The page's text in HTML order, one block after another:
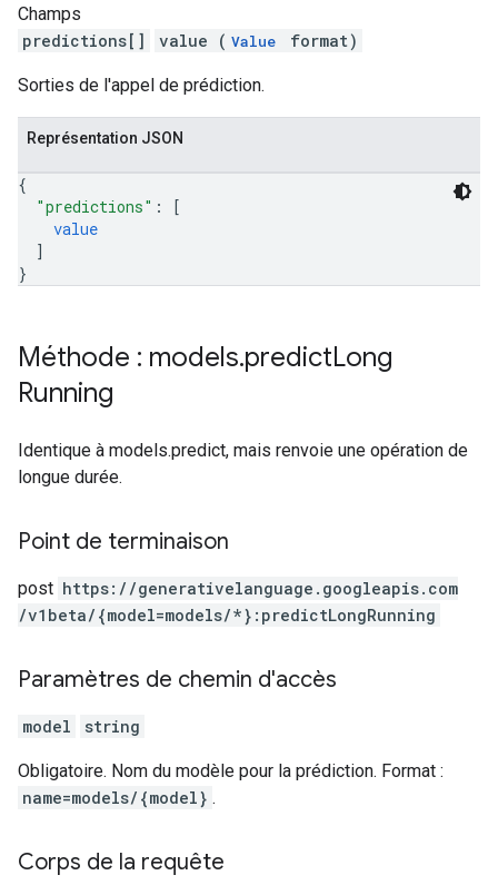
Champs
predictions[]
value ( Value format)
Sorties de l'appel de prédiction.
Représentation JSON
{
"predictions" :
[
value
]
}
Méthode : models.predictLong
Running
Identique à models.predict, mais renvoie une opération de
longue durée.
Point de terminaison
post https: / /generativelanguage.googleapis.com
/v1beta/{model=models/*}:predictLongRunning
Paramètres de chemin d'accès
model string
Obligatoire. Nom du modèle pour la prédiction. Format :
name=models/{model} .
Corps de la requête